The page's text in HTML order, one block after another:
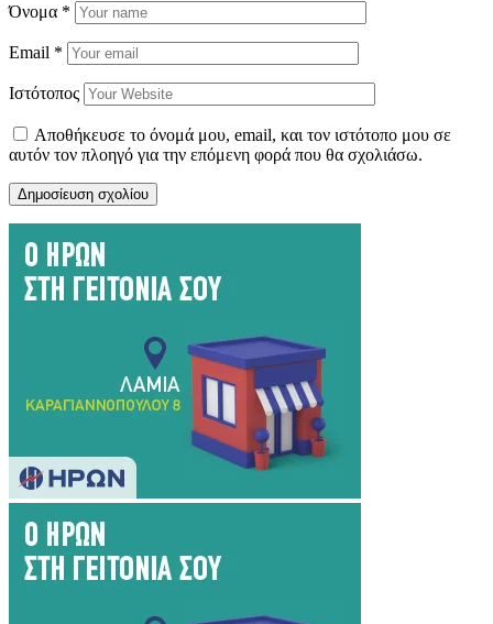
Όνομα *
Email *
Ιστότοπος
Αποθήκευσε το όνομά μου, email, και τον ιστότοπο μου σε
αυτόν τον πλοηγό για την επόμενη φορά που θα σχολιάσω.